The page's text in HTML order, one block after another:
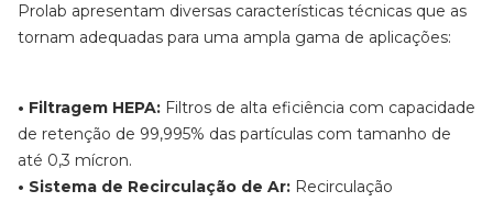
Prolab apresentam diversas características técnicas que as
tornam adequadas para uma ampla gama de aplicações:
• Filtragem HEPA: Filtros de alta eficiência com capacidade
de retenção de 99,995% das partículas com tamanho de
até 0,3 mícron.
• Sistema de Recirculação de Ar: Recirculação